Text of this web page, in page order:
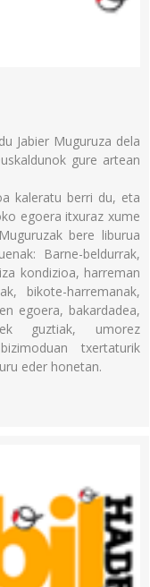
Jabier Muguruza dela
gure artean
kaleratu berri du, eta
egoera itxuraz xume
bere liburua
Barne-beldurrak,
kondizioa, harreman
bikote-harremanak,
egoera, bakardadea,
guztiak, umorez
txertaturik
eder honetan.